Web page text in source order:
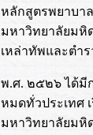
หลักสูตรพยาบา
มหาวิทยาลัยมหิ
เหล่าทัพและตำ
พ.ศ. ๒๕๒๖ ได้มี
หมดทั่วประเทศ
มหาวิทยาลัยมหิ